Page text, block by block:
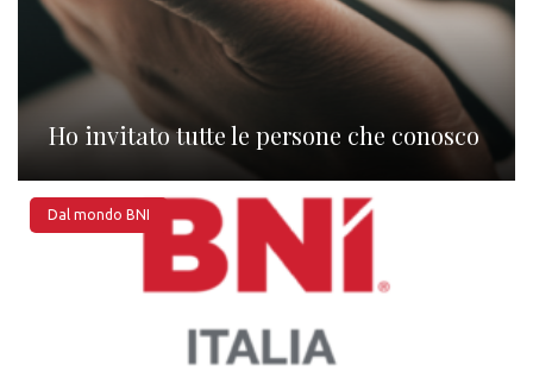
Ho invitato tutte le persone che conosco
Dal mondo BNI